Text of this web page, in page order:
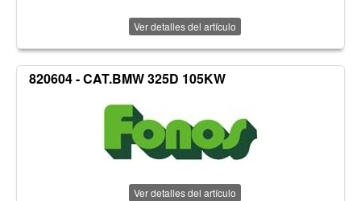
Ver detalles del artículo
820604 - CAT.BMW 325D 105KW
Ver detalles del artículo